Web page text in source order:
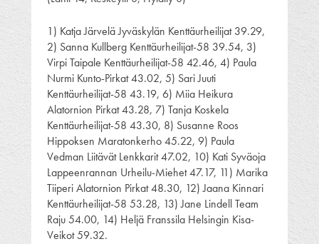
1) Katja Järvelä Jyväskylän Kenttäurheilijat 39.29,
2) Sanna Kullberg Kenttäurheilijat-58 39.54, 3)
Virpi Taipale Kenttäurheilijat-58 42.46, 4) Paula
Nurmi Kunto-Pirkat 43.02, 5) Sari Juuti
Kenttäurheilijat-58 43.19, 6) Miia Heikura
Alatornion Pirkat 43.28, 7) Tanja Koskela
Kenttäurheilijat-58 43.30, 8) Susanne Roos
Hippoksen Maratonkerho 45.22, 9) Paula
Vedman Liitävät Lenkkarit 47.02, 10) Kati Syväoja
Lappeenrannan Urheilu-Miehet 47.17, 11) Marika
Tiiperi Alatornion Pirkat 48.30, 12) Jaana Kinnari
Kenttäurheilijat-58 53.28, 13) Jane Lindell Team
Raju 54.00, 14) Heljä Franssila Helsingin Kisa-
Veikot 59.32.